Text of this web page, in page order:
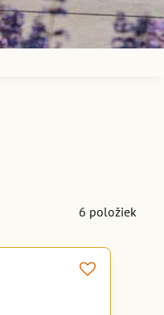
6 položiek